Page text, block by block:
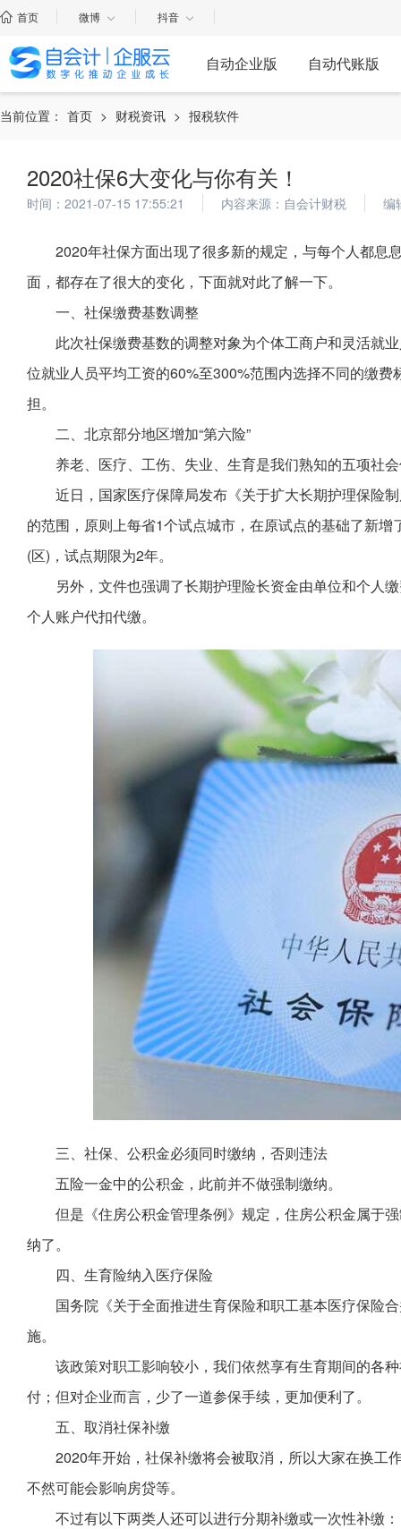
首页 微博 抖音
自动企业版 自动代账版
当前位置： 首页 > 财税资讯 > 报税软件
2020社保6大变化与你有关！
时间：2021-07-15 17:55:21 内容来源：自会计财税 编
2020年社保方面出现了很多新的规定，与每个人都息
面，都存在了很大的变化，下面就对此了解一下。
一、社保缴费基数调整
此次社保缴费基数的调整对象为个体工商户和灵活就
位就业人员平均工资的60%至300%范围内选择不同的缴
担。
二、北京部分地区增加“第六险”
养老、医疗、工伤、失业、生育是我们熟知的五项社
近日，国家医疗保障局发布《关于扩大长期护理保险
的范围，原则上每省1个试点城市，在原试点的基础了新
(区)，试点期限为2年。
另外，文件也强调了长期护理险长资金由单位和个人
个人账户代扣代缴。
三、社保、公积金必须同时缴纳，否则违法
五险一金中的公积金，此前并不做强制缴纳。
但是《住房公积金管理条例》规定，住房公积金属于
纳了。
四、生育险纳入医疗保险
国务院《关于全面推进生育保险和职工基本医疗保险
施。
该政策对职工影响较小，我们依然享有生育期间的各
付；但对企业而言，少了一道参保手续，更加便利了。
五、取消社保补缴
2020年开始，社保补缴将会被取消，所以大家在换工
不然可能会影响房贷等。
不过有以下两类人还可以进行分期补缴或一次性补缴：